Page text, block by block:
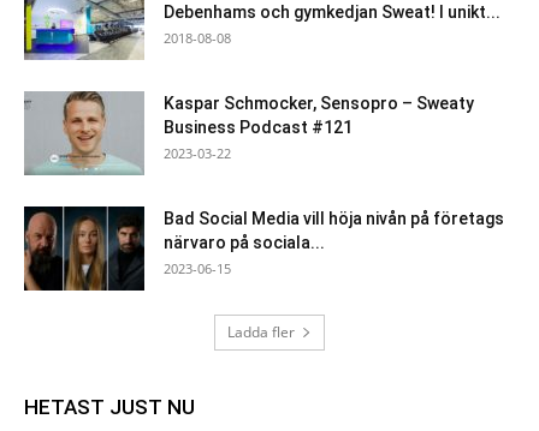
Debenhams och gymkedjan Sweat! I unikt...
2018-08-08
Kaspar Schmocker, Sensopro – Sweaty
Business Podcast #121
2023-03-22
Bad Social Media vill höja nivån på företags
närvaro på sociala...
2023-06-15
Ladda fler
HETAST JUST NU